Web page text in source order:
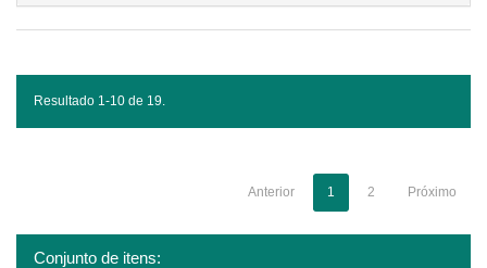
Resultado 1-10 de 19.
Anterior 1 2 Próximo
Conjunto de itens: